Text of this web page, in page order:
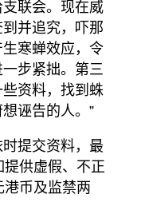
联会。现在威
并追究，吓那
寒蝉效应，令
步紧拙。第三
资料，找到蛛
诬告的人。”
提交资料，最
供虚假、不正
币及监禁两